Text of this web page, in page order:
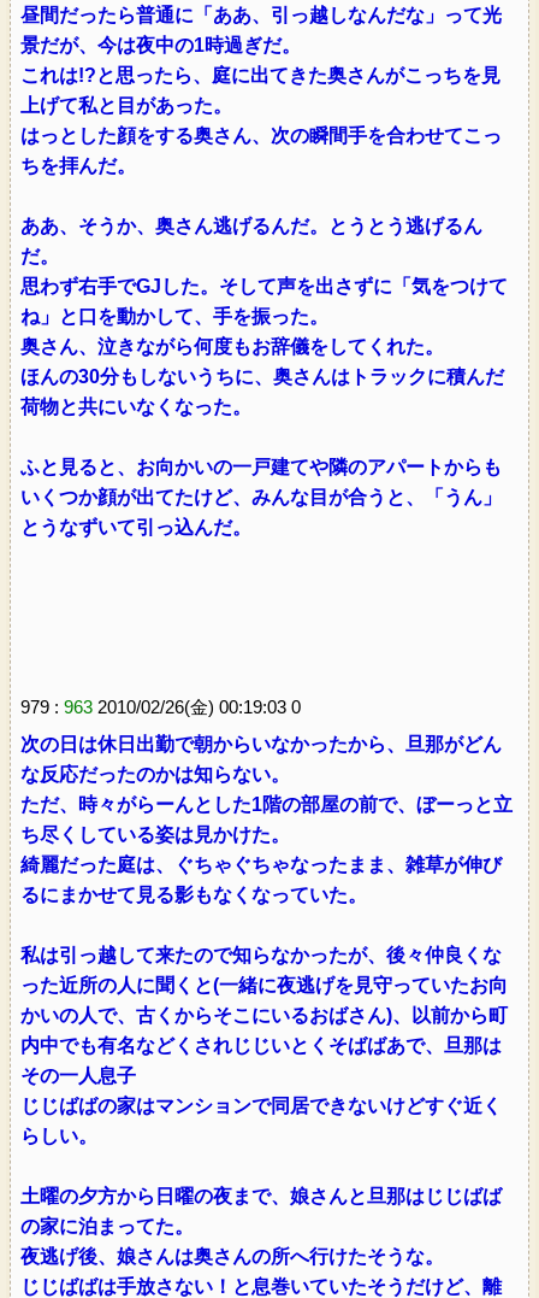
昼間だったら普通に「ああ、引っ越しなんだな」って光
景だが、今は夜中の1時過ぎだ。
これは!?と思ったら、庭に出てきた奥さんがこっちを見
上げて私と目があった。
はっとした顔をする奥さん、次の瞬間手を合わせてこっ
ちを拝んだ。
ああ、そうか、奥さん逃げるんだ。とうとう逃げるん
だ。
思わず右手でGJした。そして声を出さずに「気をつけて
ね」と口を動かして、手を振った。
奥さん、泣きながら何度もお辞儀をしてくれた。
ほんの30分もしないうちに、奥さんはトラックに積んだ
荷物と共にいなくなった。
ふと見ると、お向かいの一戸建てや隣のアパートからも
いくつか顔が出てたけど、みんな目が合うと、「うん」
とうなずいて引っ込んだ。
979 : 963 2010/02/26(金) 00:19:03 0
次の日は休日出勤で朝からいなかったから、旦那がどん
な反応だったのかは知らない。
ただ、時々がらーんとした1階の部屋の前で、ぼーっと立
ち尽くしている姿は見かけた。
綺麗だった庭は、ぐちゃぐちゃなったまま、雑草が伸び
るにまかせて見る影もなくなっていた。
私は引っ越して来たので知らなかったが、後々仲良くな
った近所の人に聞くと(一緒に夜逃げを見守っていたお向
かいの人で、古くからそこにいるおばさん)、以前から町
内中でも有名などくされじじいとくそばばあで、旦那は
その一人息子
じじばばの家はマンションで同居できないけどすぐ近く
らしい。
土曜の夕方から日曜の夜まで、娘さんと旦那はじじばば
の家に泊まってた。
夜逃げ後、娘さんは奥さんの所へ行けたそうな。
じじばばは手放さない！と息巻いていたそうだけど、離